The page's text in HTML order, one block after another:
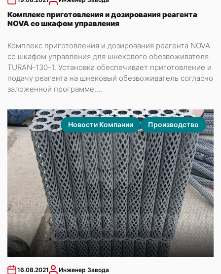
Комплекс приготовления и дозирования реагента
NOVA со шкафом управления
Комплекс приготовления и дозирования реагента NOVA
со шкафом управления для шнекового обезвоживателя
TURAN-130-1. Установка обеспечивает приготовление и
подачу реагента на шнековый обезвоживатель согласно
заложенной программе....
Новости Компании Производство
16.08.2021 Инженер Завода